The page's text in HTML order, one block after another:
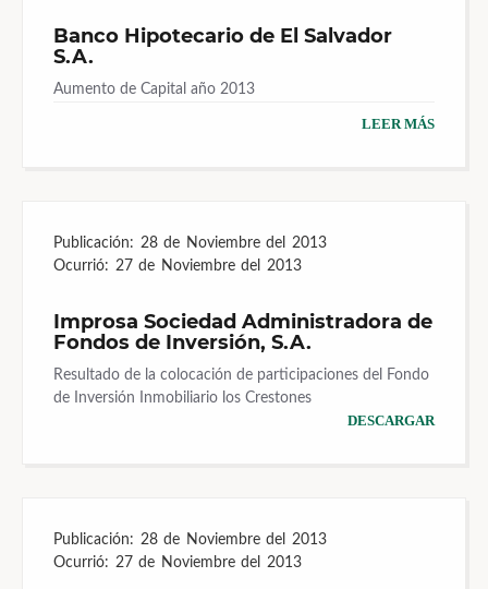
Banco Hipotecario de El Salvador
S.A.
Aumento de Capital año 2013
LEER MÁS
Publicación: 28 de Noviembre del 2013
Ocurrió: 27 de Noviembre del 2013
Improsa Sociedad Administradora de
Fondos de Inversión, S.A.
Resultado de la colocación de participaciones del Fondo
de Inversión Inmobiliario los Crestones
DESCARGAR
Publicación: 28 de Noviembre del 2013
Ocurrió: 27 de Noviembre del 2013